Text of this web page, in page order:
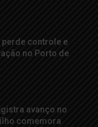
controle e
no Porto de
avanço no
comemora